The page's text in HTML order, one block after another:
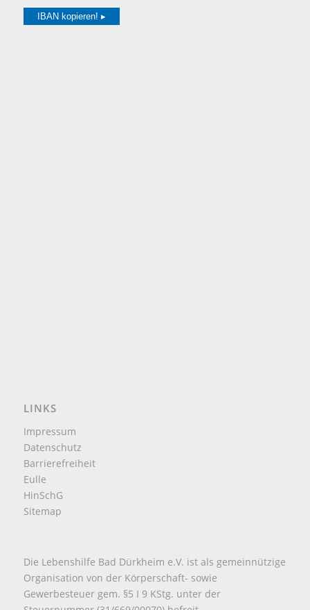
IBAN kopieren! ▸
LINKS
Impressum
Datenschutz
Barrierefreiheit
Eulle
HinSchG
Sitemap
Die Lebenshilfe Bad Dürkheim e.V. ist als gemeinnützige
Organisation von der Körperschaft- sowie
Gewerbesteuer gem. §5 I 9 KStg. unter der